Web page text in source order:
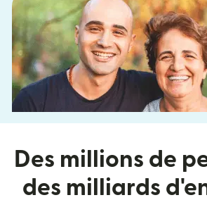
Des millions de
des milliards